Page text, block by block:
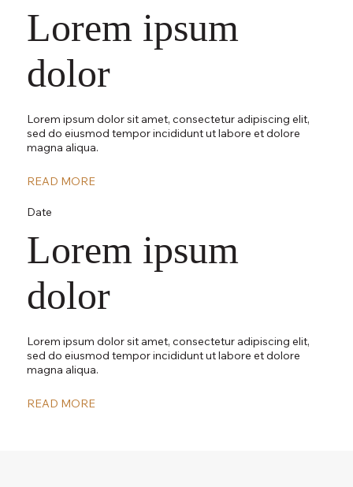
Lorem ipsum
dolor
Lorem ipsum dolor sit amet, consectetur adipiscing elit,
sed do eiusmod tempor incididunt ut labore et dolore
magna aliqua.
READ MORE
Lorem ipsum
dolor
Lorem ipsum dolor sit amet, consectetur adipiscing elit,
sed do eiusmod tempor incididunt ut labore et dolore
magna aliqua.
Date
READ MORE